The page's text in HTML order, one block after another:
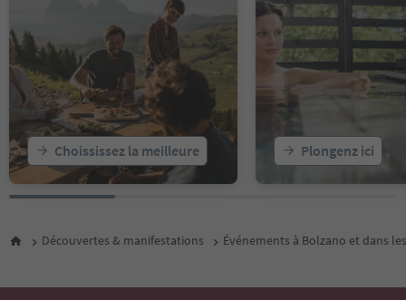
Choississez la meilleure Plongenz ici
Découvertes & manifestations Événements à Bolzano et dans